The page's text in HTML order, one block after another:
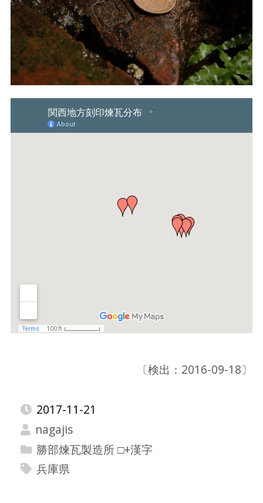
〔検出：2016-09-18〕
2017-11-21
nagajis
勝部煉瓦製造所 □+漢字
兵庫県